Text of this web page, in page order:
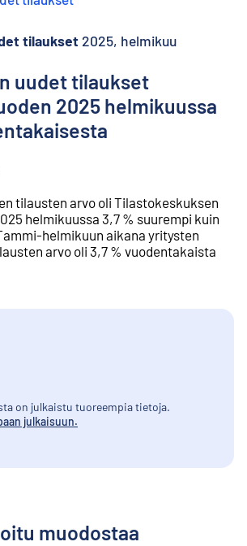
tilaukset 2025, helmikuu
uudet tilaukset
2025 helmikuussa
tilausten arvo oli Tilastokeskuksen
helmikuussa 3,7 % suurempi kuin
helmikuun aikana yritysten
arvo oli 3,7 % vuodentakaista
on julkaistu tuoreempia tietoja.
julkaisuun.
muodostaa